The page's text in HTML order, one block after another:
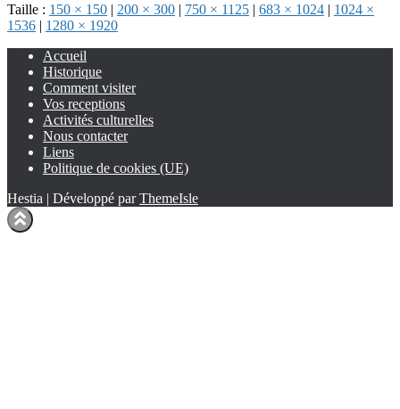
Taille : 150 × 150 | 200 × 300 | 750 × 1125 | 683 × 1024 | 1024 ×
1536 | 1280 × 1920
Accueil
Historique
Comment visiter
Vos receptions
Activités culturelles
Nous contacter
Liens
Politique de cookies (UE)
Hestia | Développé parThemeIsle